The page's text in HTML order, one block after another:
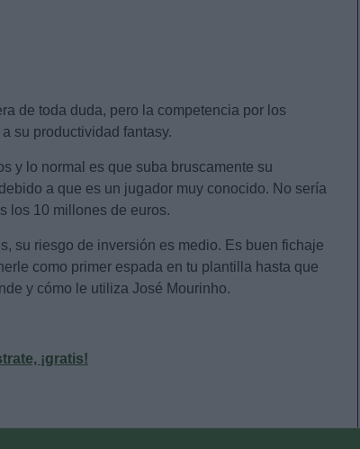
de toda duda, pero la competencia por los
su productividad fantasy.
y lo normal es que suba bruscamente su
a que es un jugador muy conocido. No sería
los 10 millones de euros.
su riesgo de inversión es medio. Es buen fichaje
como primer espada en tu plantilla hasta que
y cómo le utiliza José Mourinho.
¡gratis!